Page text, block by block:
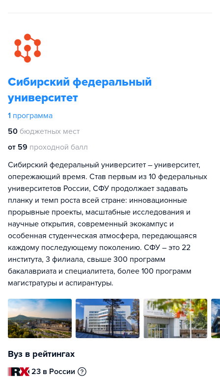
Сибирский федеральный
университет
1 программа
50 бюджетных мест
от 59 проходной балл
Сибирский федеральный университет – университет,
опережающий время. Став первым из 10 федеральных
университетов России, СФУ продолжает задавать
планку и темп роста всей стране: инновационные
прорывные проекты, масштабные исследования и
научные открытия, современный экокампус и
особенная студенческая атмосфера, передающаяся
каждому последующему поколению. СФУ – это 22
института, 3 филиала, свыше 300 программ
бакалавриата и специалитета, более 100 программ
магистратуры и аспирантуры.
Вуз в рейтингах
23 в России